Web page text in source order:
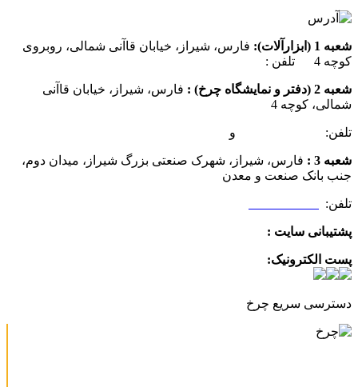
شعبه 1 (ابزارآلات):
فارس، شیراز، خیابان قاآنی شمالی، روبروی
کوچه 4 تلفن :
شعبه 2 (دفتر و نمایشگاه چرخ) :
فارس، شیراز، خیابان قاآنی
شمالی، کوچه 4
تلفن: و
شعبه 3 :
فارس، شیراز، شهرک صنعتی بزرگ شیراز، میدان دوم،
جنب بانک صنعت و معدن
تلفن:
پشتیبانی سایت :
پست الکترونیک:
دسترسی سریع چرخ